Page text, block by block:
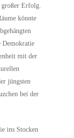
großer Erfolg.
könnte
Demokratie
mit der
jüngsten
bei der
ins Stocken